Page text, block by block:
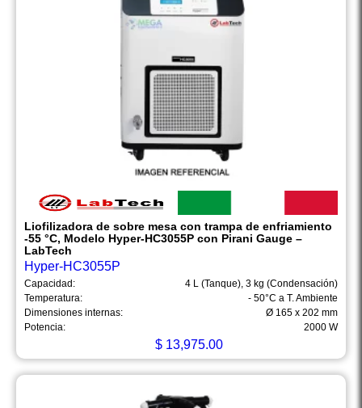
Liofilizadora de sobre mesa con trampa de enfriamiento
-55 °C, Modelo Hyper-HC3055P con Pirani Gauge –
LabTech
Hyper-HC3055P
Capacidad:
4 L (Tanque), 3 kg (Condensación)
Temperatura:
- 50°C a T. Ambiente
Dimensiones internas:
Ø 165 x 202 mm
Potencia:
2000 W
$ 13,975.00